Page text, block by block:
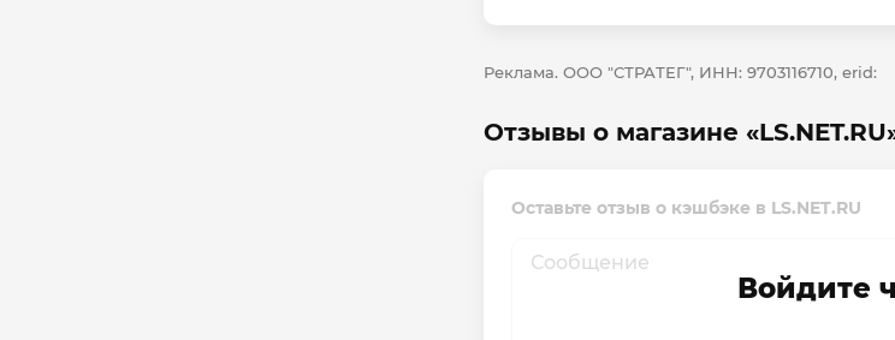
Реклама. ООО "СТРАТЕГ", ИНН: 9703116710, erid:
Отзывы о магазине
Оставьте отзыв о кэшбэке в LS.NET.RU
Войдите